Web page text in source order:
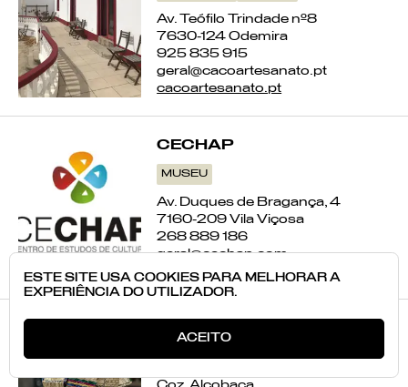
Av. Teófilo Trindade nº8
7630-124 Odemira
925 835 915
geral@cacoartesanato.pt
cacoartesanato.pt
CECHAP
MUSEU
Av. Duques de Bragança, 4
7160-209 Vila Viçosa
268 889 186
geral@cechap.com
https://www.cechap.com/
ARTESÃO OFICINA COMÉRCIO
ESTE SITE USA COOKIES PARA MELHORAR A
EXPERIÊNCIA DO UTILIZADOR.
ACEITO